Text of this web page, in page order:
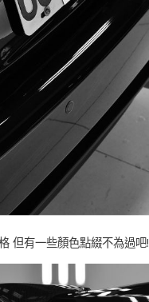
但有一些顏色點綴不為過吧!